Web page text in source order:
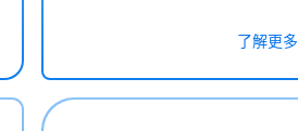
了解更多